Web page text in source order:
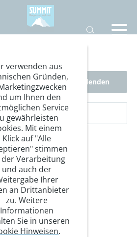
Filter ausblenden
>
Bergsteigen
verwenden aus
Gründen,
um Ihnen den
Service
gewährleisten
Mit einem
Klick auf "Alle
stimmen
der Verarbeitung
und auch der
Ihrer
an Drittanbieter
zu. Weitere
Informationen
Sie in unseren
Hinweisen.